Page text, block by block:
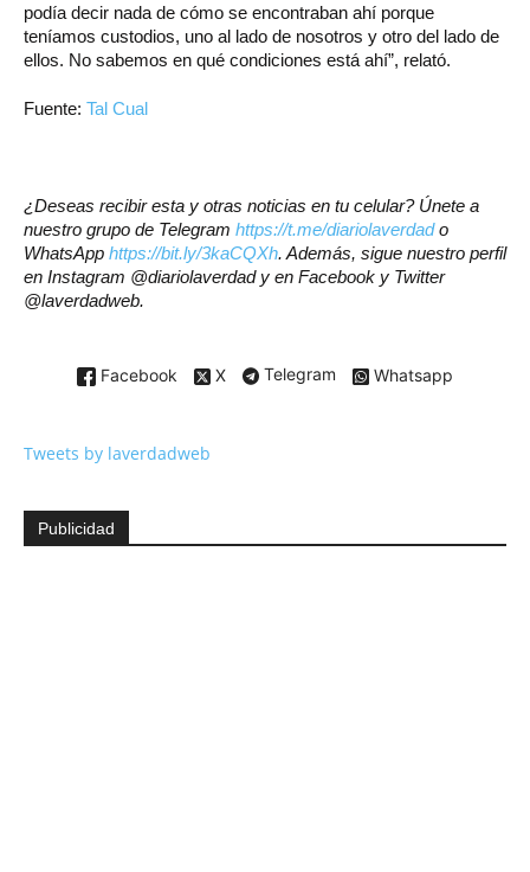
podía decir nada de cómo se encontraban ahí porque
teníamos custodios, uno al lado de nosotros y otro del lado de
ellos. No sabemos en qué condiciones está ahí”, relató.
Fuente: Tal Cual
¿Deseas recibir esta y otras noticias en tu celular? Únete a
nuestro grupo de Telegram https://t.me/diariolaverdado
WhatsApp https://bit.ly/3kaCQXh. Además, sigue nuestro perfil
en Instagram @diariolaverdad y en Facebook y Twitter
@laverdadweb.
Facebook X Telegram Whatsapp
Tweets by laverdadweb
Publicidad